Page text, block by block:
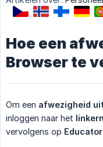
Hoe een
Browser te
Om een afwezigheid
inloggen naar het
vervolgens op